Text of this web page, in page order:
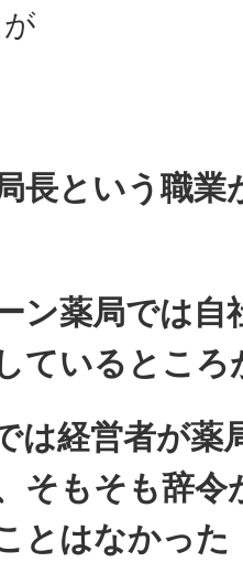
長という職業
ン薬局では自
ているところ
は経営者が薬
そもそも辞令
とはなかった